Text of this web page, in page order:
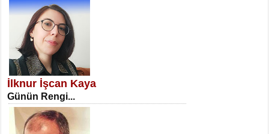
SATILMIŞ ÜMİT ÇETİNKAYA
Erkenlik...
İlknur İşcan Kaya
Günün Rengi...